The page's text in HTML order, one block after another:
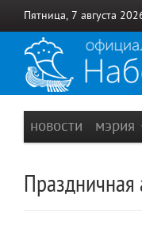
Пятница, 7 августа
новости мэрия